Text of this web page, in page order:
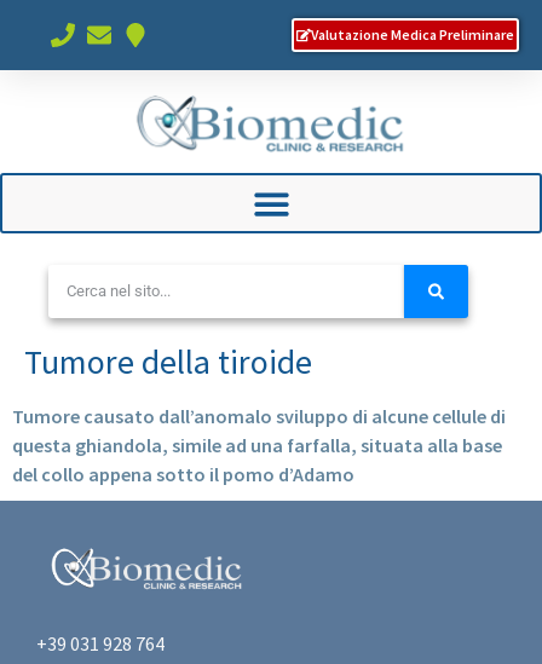
Valutazione Medica Preliminare
Tumore della tiroide
Tumore causato dall’anomalo sviluppo di alcune cellule di
questa ghiandola, simile ad una farfalla, situata alla base
del collo appena sotto il pomo d’Adamo
+39 031 928 764